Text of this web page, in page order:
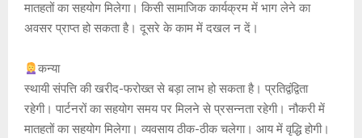
मातहतों का सहयोग मिलेगा। किसी सामाजिक कार्यक्रम में भाग लेने का
अवसर प्राप्त हो सकता है। दूसरे के काम में दखल न दें।
कन्या
स्थायी संपत्ति की खरीद-फरोख्त से बड़ा लाभ हो सकता है। प्रतिद्वंद्विता
रहेगी। पार्टनरों का सहयोग समय पर मिलने से प्रसन्नता रहेगी। नौकरी में
मातहतों का सहयोग मिलेगा। व्यवसाय ठीक-ठीक चलेगा। आय में वृद्धि होगी।